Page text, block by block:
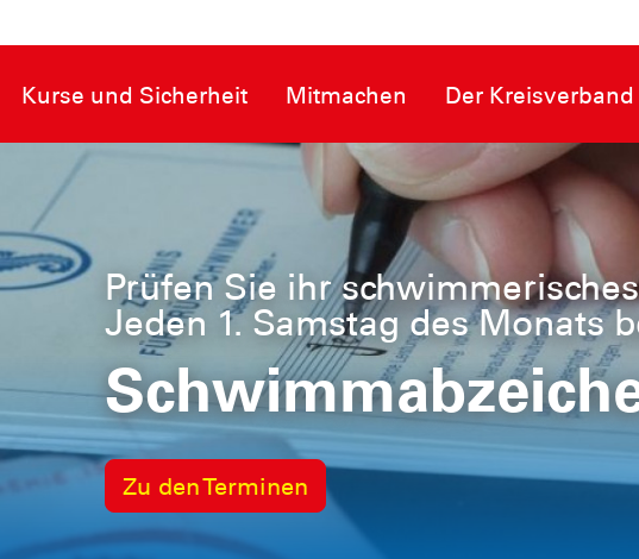
Kurse und Sicherheit Mitmachen Der Kreisverband
Seit 1913 ein starkes Team
für Nürnberg, Roth
Schwabach
lernen Sie den Kreisverband kennen